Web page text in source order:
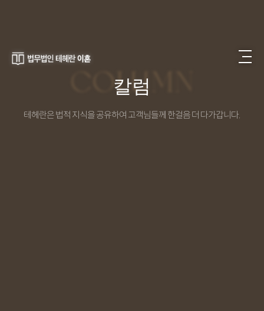
COLUMN
칼럼
테헤란은 법적 지식을 공유하여 고객님들께 한걸음 더 다가갑니다.